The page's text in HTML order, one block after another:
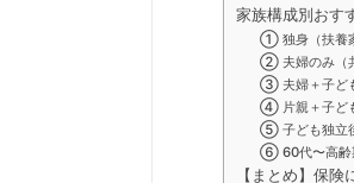
家族構成別おす
① 独身（扶養
② 夫婦のみ（
③ 夫婦＋子ど
④ 片親＋子ど
⑤ 子ども独立
⑥ 60代〜高齢
【まとめ】保険